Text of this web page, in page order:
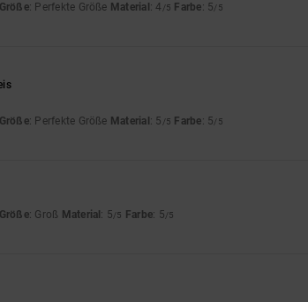
Größe: Perfekte Größe Material : 4 /5 Farbe: 5/5
Größe: Perfekte Größe Material : 5 /5 Farbe: 5/5
Größe: Groß Material : 5/5 Farbe: 5/5